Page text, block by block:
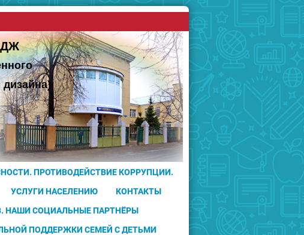
ПРОТИВОДЕЙСТВИЕ КОРРУПЦИИ.
УСЛУГИ НАСЕЛЕНИЮ
КОНТАКТЫ
НАШИ СОЦИАЛЬНЫЕ ПАРТНЁРЫ
ПОДДЕРЖКИ СЕМЕЙ С ДЕТЬМИ